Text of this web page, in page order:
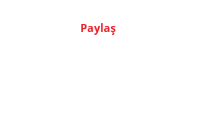
Paylaş